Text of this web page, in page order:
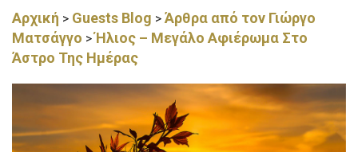
Αρχική > Guests Blog > Άρθρα από τον Γιώργο
Ματσάγγο >Ήλιος – Μεγάλο Αφιέρωμα Στο
Άστρο Της Ημέρας